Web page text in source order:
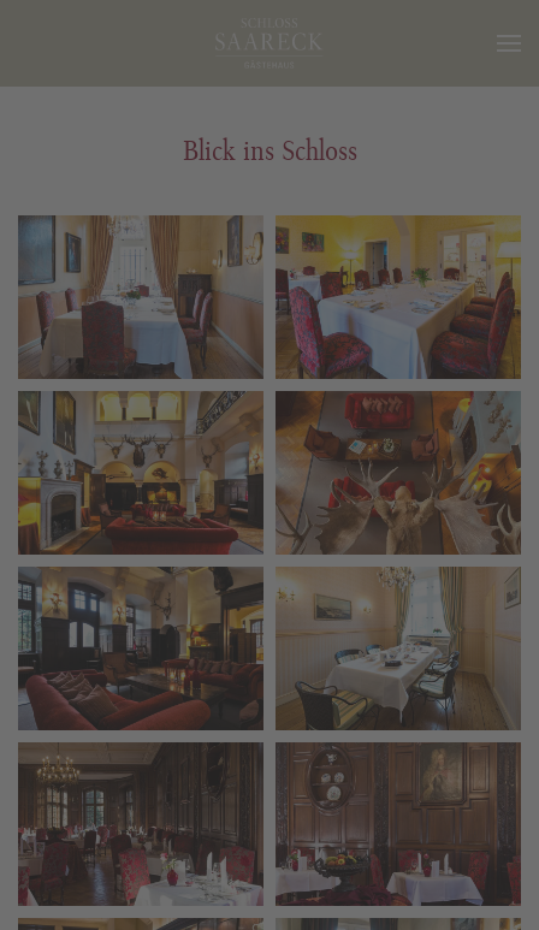
Blick ins Schloss